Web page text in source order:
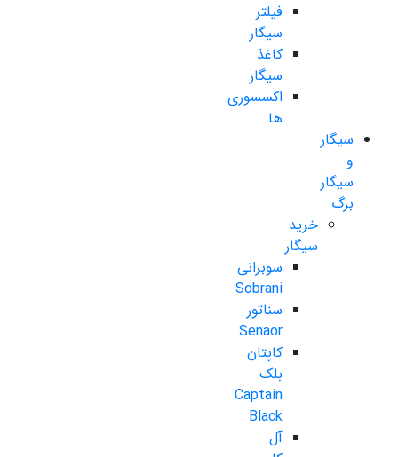
فیلتر
سیگار
کاغذ
سیگار
اکسسوری
ها..
سیگار
و
سیگار
برگ
خرید
سیگار
سوبرانی
Sobrani
سناتور
Senaor
کاپتان
بلک
Captain
Black
آل